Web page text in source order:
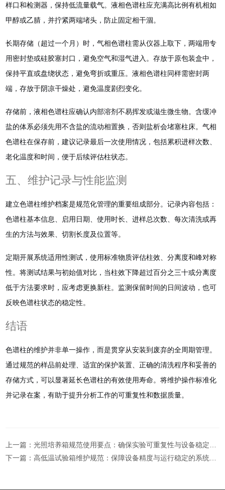
样口和检测器，保持低流量载气。液相色谱柱应充满高比例有机相如
甲醇或乙腈，并拧紧两端堵头，防止固定相干涸。
长期存储（超过一个月）时，气相色谱柱需从仪器上取下，两端用专
用密封垫或硅胶塞封口，避免空气和湿气进入。存放于原包装盒中，
保持平直或盘绕状态，避免弯折或重压。液相色谱柱同样需密封两
端，存放于阴凉干燥处，避免温度剧烈变化。
存储前，液相色谱柱应确认内部溶剂不易挥发或滋生微生物。含缓冲
盐的体系必须先用不含盐的流动相置换，否则盐析会堵塞柱床。气相
色谱柱在保存前，建议记录最后一次使用情况，包括累积进样次数、
老化温度和时间，便于后续评估柱状态。
五、维护记录与性能监测
建立色谱柱维护档案是规范化管理的重要组成部分。记录内容包括：
色谱柱基本信息、启用日期、使用时长、进样总次数、每次清洗或再
生的方法与效果、切割长度及位置等。
定期开展系统适用性测试，使用标准物质评估柱效、分离度和峰对称
性。将测试结果与初始值对比，当柱效下降超过百分之三十或分离度
低于方法要求时，应考虑更换新柱。监测保留时间的日间波动，也可
反映色谱柱状态的稳定性。
结语
色谱柱的维护并非单一操作，而是贯穿从安装到废弃的全周期管理。
通过规范的样品前处理、适宜的保护装置、正确的清洗程序和妥善的
存储方式，可以显著延长色谱柱的有效使用寿命。将维护操作标准化
并记录在案，有助于提升分析工作的可重复性和数据质量。
上一篇：光照培养箱规范使用要点：确保实验可重复性与设备稳定运行的关键指南
下一篇：高低温试验箱维护规范：保障设备精度与运行稳定的系统方法